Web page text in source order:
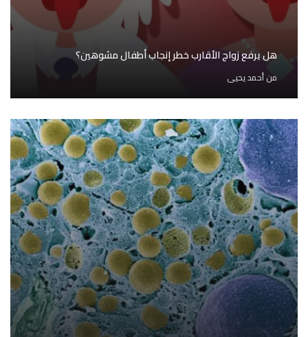
هل يرفع زواج الأقارب خطر إنجاب أطفال مشوهين؟
منأحمد يحيى